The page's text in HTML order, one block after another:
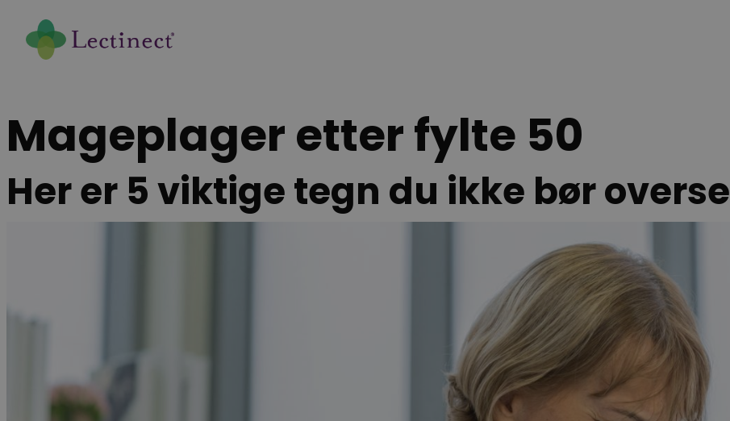
content
Mageplager etter fylte 50
Her er 5 viktige tegn du ikke bør overse